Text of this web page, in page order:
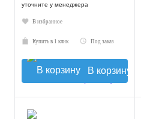
уточните у менеджера
В избранное
Купить в 1 клик Под заказ
В корзину